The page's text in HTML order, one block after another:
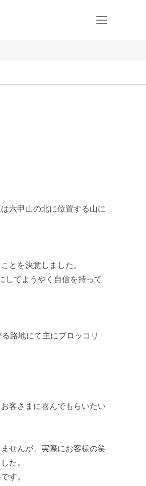
六甲山の北に位置する山に
とを決意しました。
してようやく自信を持って
路地にて主にブロッコリ
客さまに喜んでもらいたい
せんが、実際にお客様の笑
た。
す。